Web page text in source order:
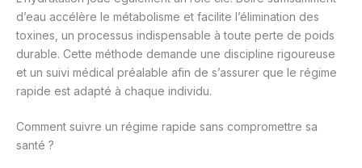
d’eau accélère le métabolisme et facilite l’élimination des
toxines, un processus indispensable à toute perte de poids
durable. Cette méthode demande une discipline rigoureuse
et un suivi médical préalable afin de s’assurer que le régime
rapide est adapté à chaque individu.
Comment suivre un régime rapide sans compromettre sa
santé ?